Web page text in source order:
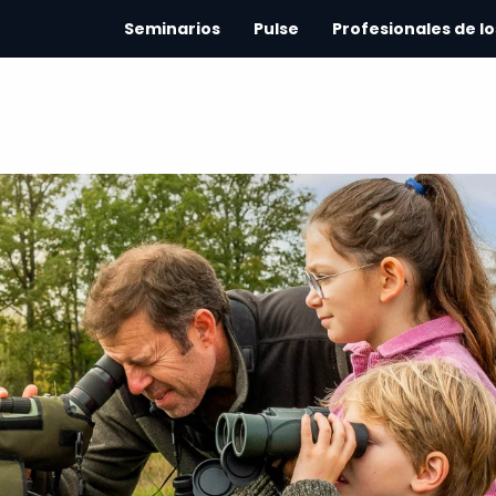
Seminarios Pulse Profesionales de